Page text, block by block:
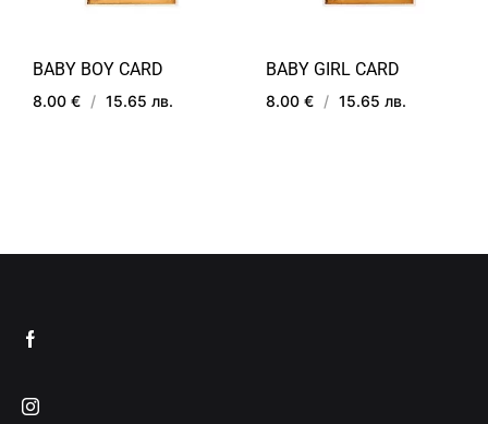
BABY BOY CARD
8.00 € / 15.65 лв.
BABY GIRL CARD
8.00 € / 15.65 лв.